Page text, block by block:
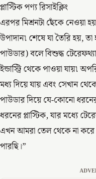
প্লাস্টিক পণ্য রিসাইক্লিং
এরপর মিশ্রনটা ছেঁকে নেওয়া
উপাদান৷ শেষে যা তৈরি হয়, তা
পাউডার) বলে বিশুদ্ধ
ইন্ডাস্ট্রি থেকে পাওয়া যায়৷
মধ্য দিয়ে যায় এবং সেখান
পাউডার দিয়ে যে-কোনো
ধরনের প্লাস্টিক, যার মধ্যে
এখন আমরা তেল থেকে না করে
পারছি।”